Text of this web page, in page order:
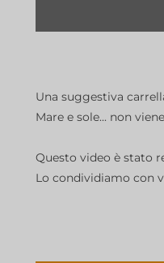
Una suggestiva
Mare e sole... non
Questo video è stato
Lo condividiamo con